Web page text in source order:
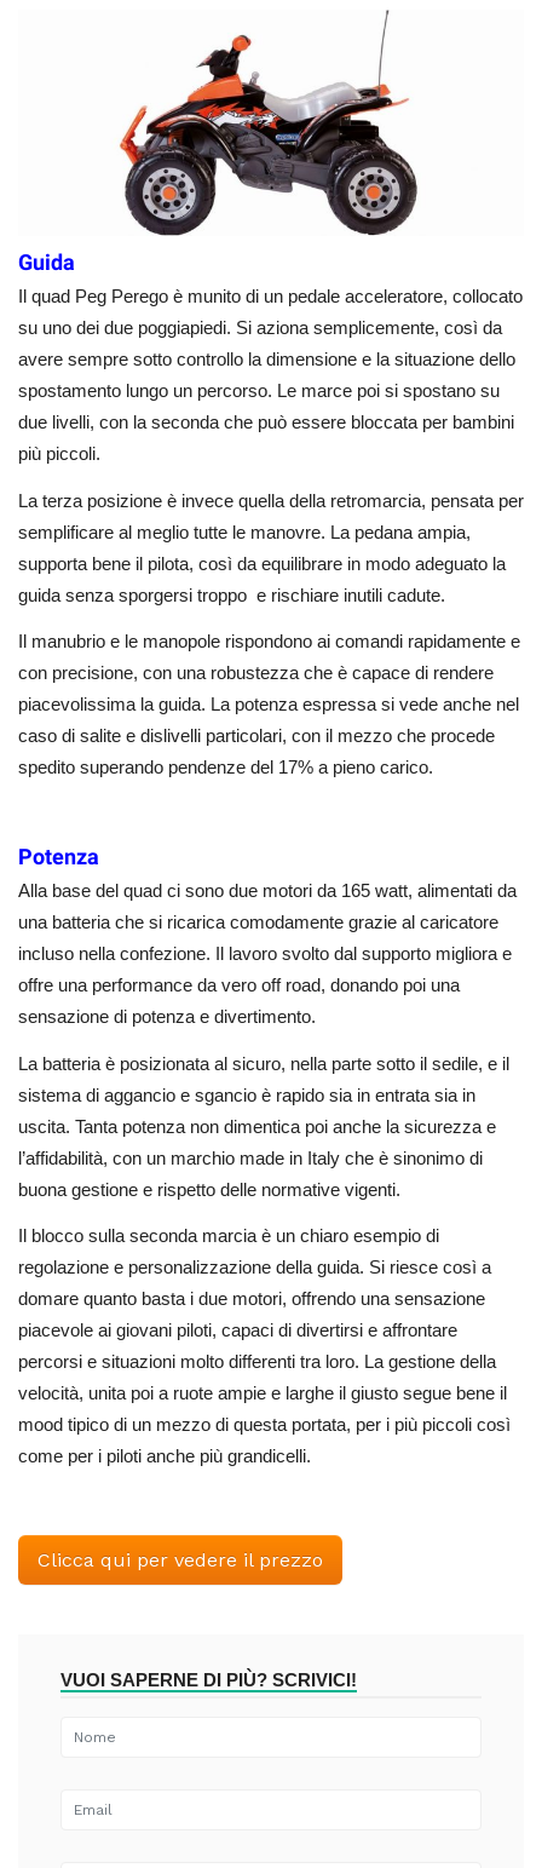
Guida
Il quad Peg Perego è munito di un pedale acceleratore, collocato
su uno dei due poggiapiedi. Si aziona semplicemente, così da
avere sempre sotto controllo la dimensione e la situazione dello
spostamento lungo un percorso. Le marce poi si spostano su
due livelli, con la seconda che può essere bloccata per bambini
più piccoli.
La terza posizione è invece quella della retromarcia, pensata per
semplificare al meglio tutte le manovre. La pedana ampia,
supporta bene il pilota, così da equilibrare in modo adeguato la
guida senza sporgersi troppo e rischiare inutili cadute.
Il manubrio e le manopole rispondono ai comandi rapidamente e
con precisione, con una robustezza che è capace di rendere
piacevolissima la guida. La potenza espressa si vede anche nel
caso di salite e dislivelli particolari, con il mezzo che procede
spedito superando pendenze del 17% a pieno carico.
Potenza
Alla base del quad ci sono due motori da 165 watt, alimentati da
una batteria che si ricarica comodamente grazie al caricatore
incluso nella confezione. Il lavoro svolto dal supporto migliora e
offre una performance da vero off road, donando poi una
sensazione di potenza e divertimento.
La batteria è posizionata al sicuro, nella parte sotto il sedile, e il
sistema di aggancio e sgancio è rapido sia in entrata sia in
uscita. Tanta potenza non dimentica poi anche la sicurezza e
l’affidabilità, con un marchio made in Italy che è sinonimo di
buona gestione e rispetto delle normative vigenti.
Il blocco sulla seconda marcia è un chiaro esempio di
regolazione e personalizzazione della guida. Si riesce così a
domare quanto basta i due motori, offrendo una sensazione
piacevole ai giovani piloti, capaci di divertirsi e affrontare
percorsi e situazioni molto differenti tra loro. La gestione della
velocità, unita poi a ruote ampie e larghe il giusto segue bene il
mood tipico di un mezzo di questa portata, per i più piccoli così
come per i piloti anche più grandicelli.
Clicca qui per vedere il prezzo
VUOI SAPERNE DI PIÙ? SCRIVICI!